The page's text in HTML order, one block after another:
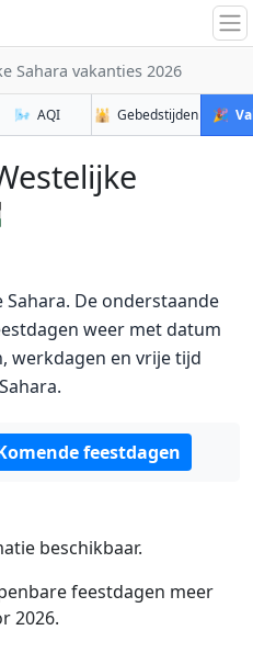
Sahara vakanties 2026
🌬️ AQI 🕌 Gebedstijden 🎉
De onderstaande
weer met datum
werkdagen en vrije tijd
feestdagen
beschikbaar.
feestdagen meer
2026.